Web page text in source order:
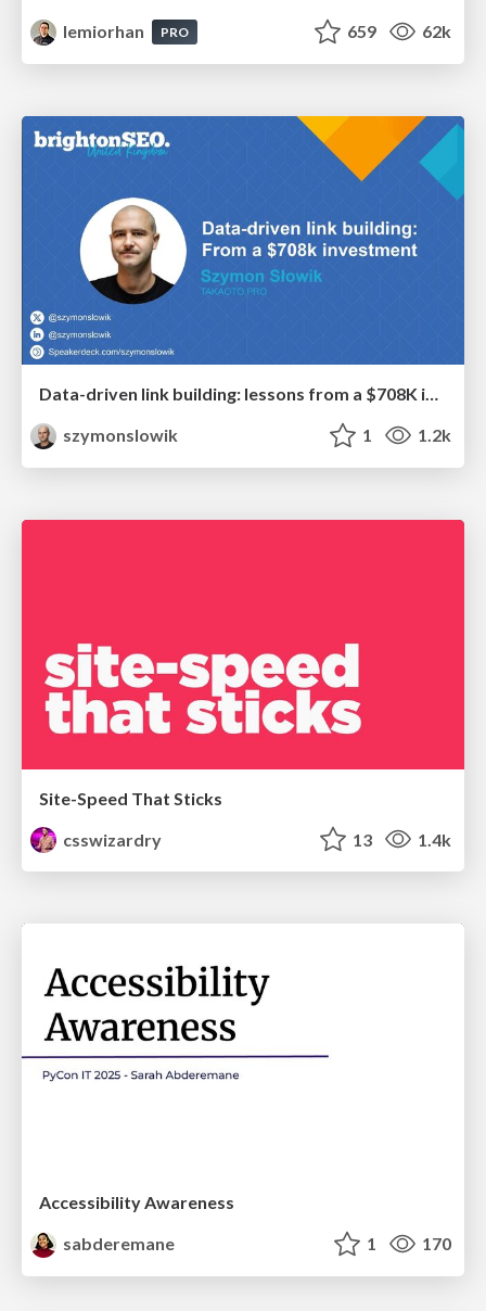
lemiorhan PRO 659 62k
Data-driven link building: lessons from a $708K investment (BrightonSEO talk)
szymonslowik
1 1.2k
Site-Speed That Sticks
csswizardry
13 1.4k
Accessibility Awareness
sabderemane
1 170